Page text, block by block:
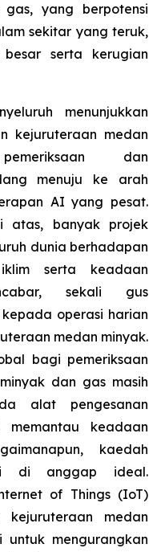
yang berpotensi
sekitar yang teruk,
serta kerugian
menunjukkan
kejuruteraan medan
dan
menuju ke arah
AI yang pesat.
atas, banyak projek
dunia berhadapan
serta keadaan
sekali gus
operasi harian
medan minyak.
bagi pemeriksaan
dan gas masih
alat pengesanan
memantau keadaan
kaedah
di anggap ideal.
of Things (IoT)
medan
untuk mengurangkan